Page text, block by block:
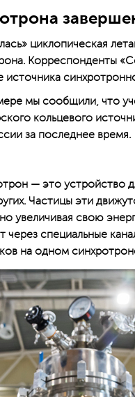
циклопическая
Корреспонденты
мы сообщили, что
кольцевого
за последнее время.
— это устройство
Частицы эти
увеличивая свою
через специальные
на одном